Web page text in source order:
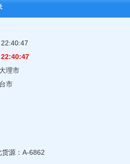
理市
市
源：A-6862